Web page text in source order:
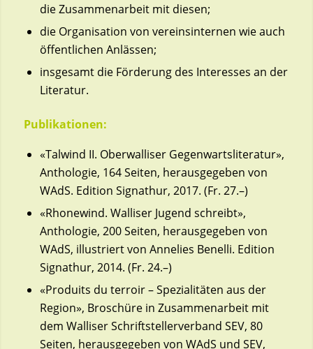
die Zusammenarbeit mit diesen;
die Organisation von vereinsinternen wie auch
öffentlichen Anlässen;
insgesamt die Förderung des Interesses an der
Literatur.
Publikationen:
«Talwind II. Oberwalliser Gegenwartsliteratur»,
Anthologie, 164 Seiten, herausgegeben von
WAdS. Edition Signathur, 2017. (Fr. 27.–)
«Rhonewind. Walliser Jugend schreibt»,
Anthologie, 200 Seiten, herausgegeben von
WAdS, illustriert von Annelies Benelli. Edition
Signathur, 2014. (Fr. 24.–)
«Produits du terroir – Spezialitäten aus der
Region», Broschüre in Zusammenarbeit mit
dem Walliser Schriftstellerverband SEV, 80
Seiten, herausgegeben von WAdS und SEV,